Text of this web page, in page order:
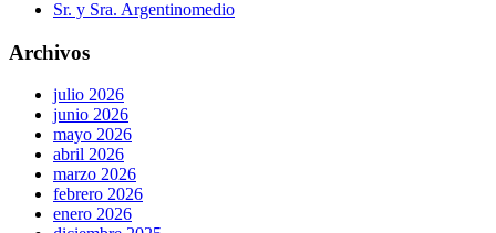
Sr. y Sra. Argentinomedio
Archivos
julio 2026
junio 2026
mayo 2026
abril 2026
marzo 2026
febrero 2026
enero 2026